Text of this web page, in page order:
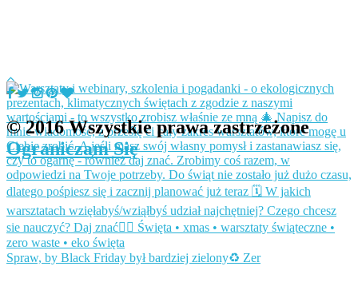
Spraw, by Black Friday był bardziej zielony♻️ Zer
© 2016 Wszystkie prawa zastrzeżone
Ograniczam Się